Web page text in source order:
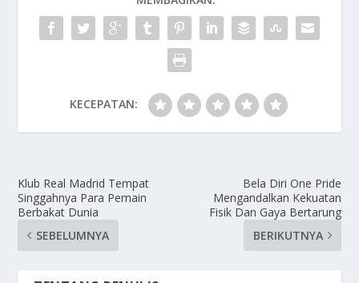
KECEPATAN:
Klub Real Madrid Tempat
Singgahnya Para Pemain
Berbakat Dunia
SEBELUMNYA
Bela Diri One Pride
Mengandalkan Kekuatan
Fisik Dan Gaya Bertarung
BERIKUTNYA